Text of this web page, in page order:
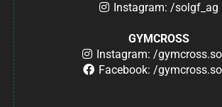
Instagram: /solgf_ag
GYMCROSS
Instagram: /
Facebook: /